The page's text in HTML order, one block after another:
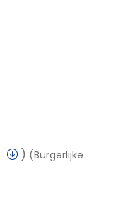
) (Burgerlijke